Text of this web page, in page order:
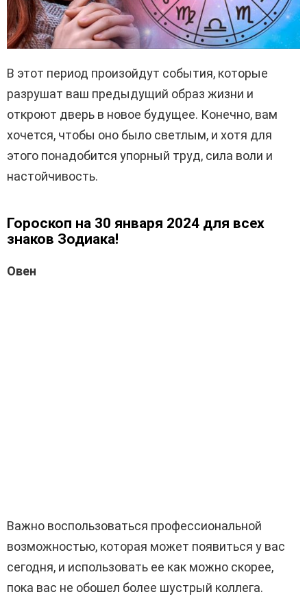
В этот период произойдут события, которые
разрушат ваш предыдущий образ жизни и
откроют дверь в новое будущее. Конечно, вам
хочется, чтобы оно было светлым, и хотя для
этого понадобится упорный труд, сила воли и
настойчивость.
Гороскоп на 30 января 2024 для всех
знаков Зодиака!
Овен
Важно воспользоваться профессиональной
возможностью, которая может появиться у вас
сегодня, и использовать ее как можно скорее,
пока вас не обошел более шустрый коллега.